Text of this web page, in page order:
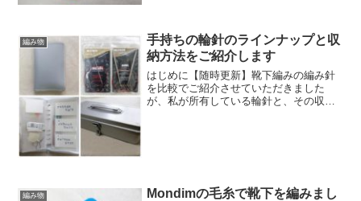
編み物
手持ちの輪針のラインナップと収
納方法をご紹介します
はじめに【随時更新】靴下編みの編み針
を比較でご紹介させていただきました
が、私が所有している輪針と、その収納
編み物
Mondimの毛糸で靴下を編みまし